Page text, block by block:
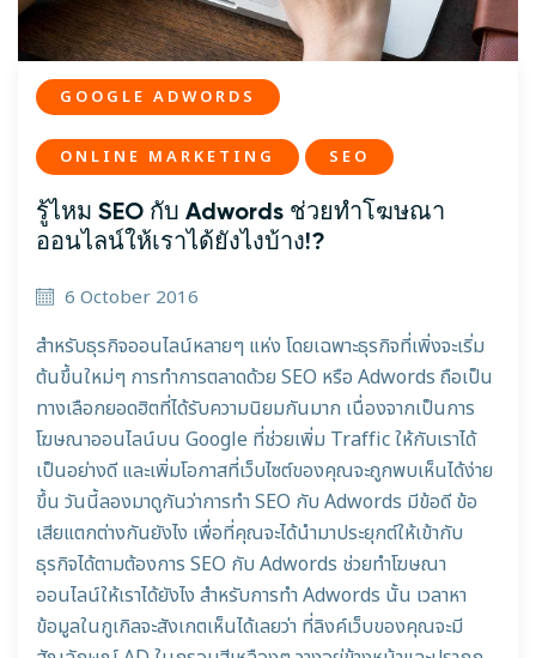
GOOGLE ADWORDS
ONLINE MARKETING SEO
รู้ไหม SEO กับ Adwords ช่วยทำโฆษณา
ออนไลน์ให้เราได้ยังไงบ้าง!?
6 October 2016
สำหรับธุรกิจออนไลน์หลายๆ แห่ง โดยเฉพาะธุรกิจที่เพิ่งจะเริ่ม
ต้นขึ้นใหม่ๆ การทำการตลาดด้วย SEO หรือ Adwords ถือเป็น
ทางเลือกยอดฮิตที่ได้รับความนิยมกันมาก เนื่องจากเป็นการ
โฆษณาออนไลน์บน Google ที่ช่วยเพิ่ม Traffic ให้กับเราได้
เป็นอย่างดี และเพิ่มโอกาสที่เว็บไซต์ของคุณจะถูกพบเห็นได้ง่าย
ขึ้น วันนี้ลองมาดูกันว่าการทำ SEO กับ Adwords มีข้อดี ข้อ
เสียแตกต่างกันยังไง เพื่อที่คุณจะได้นำมาประยุกต์ให้เข้ากับ
ธุรกิจได้ตามต้องการ SEO กับ Adwords ช่วยทำโฆษณา
ออนไลน์ให้เราได้ยังไง สำหรับการทำ Adwords นั้น เวลาหา
ข้อมูลในกูเกิลจะสังเกตเห็นได้เลยว่า ที่ลิงค์เว็บของคุณจะมี